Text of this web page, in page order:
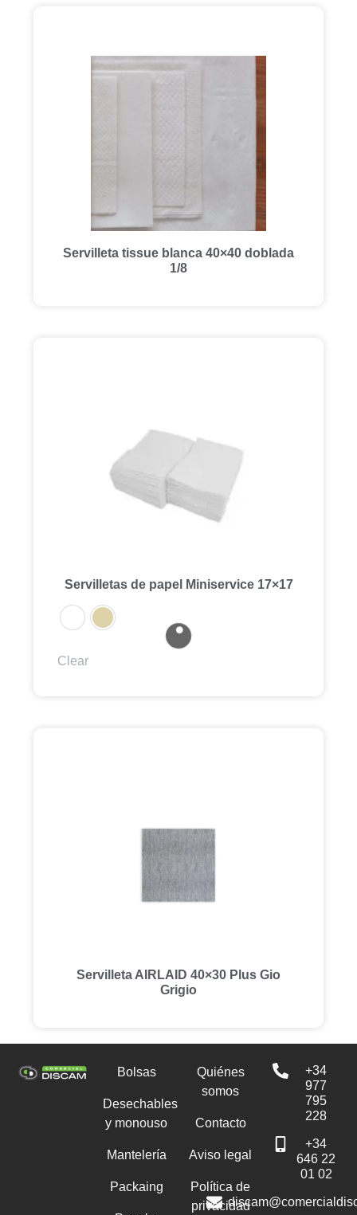
Servilleta tissue blanca 40×40 doblada
1/8
Servilletas de papel Miniservice 17×17
Clear
Servilleta AIRLAID 40×30 Plus Gio
Grigio
Bolsas
Desechables
y monouso
Mantelería
Packaing
Quiénes
somos
Contacto
Aviso legal
Política de
privacidad
+34
977
795
228
+34
646 22
01 02